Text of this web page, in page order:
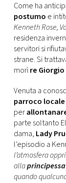
Come ha
postumo e
Kenneth Rose,
residenza
servitori si
strane. Si
morìre Giorgio
Venuta a
parroco locale
per
parte soltanto
dama, Lady
l’episodio a
l’atmosfera
alla
quando